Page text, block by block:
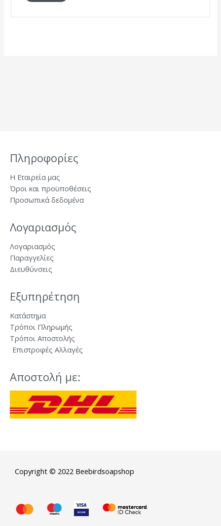
Πληροφορίες
Η Εταιρεία μας
Όροι και προϋποθέσεις
Προσωπικά δεδομένα
Λογαριασμός
Λογαριασμός
Παραγγελίες
Διευθύνσεις
Εξυπηρέτηση
Κατάστημα
Τρόποι Πληρωμής
Τρόποι Αποστολής
Επιστροφές Αλλαγές
Αποστολή με:
Copyright © 2022 Beebirdsoapshop